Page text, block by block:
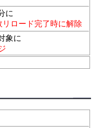
に
リロード完了時に解除
象に